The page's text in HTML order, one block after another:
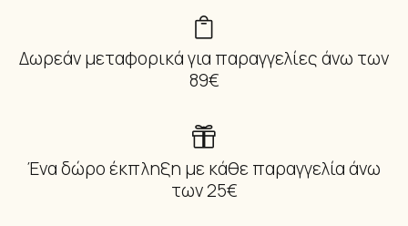
Δωρεάν μεταφορικά για παραγγελίες άνω των
89€
Ένα δώρο έκπληξη με κάθε παραγγελία άνω
των 25€